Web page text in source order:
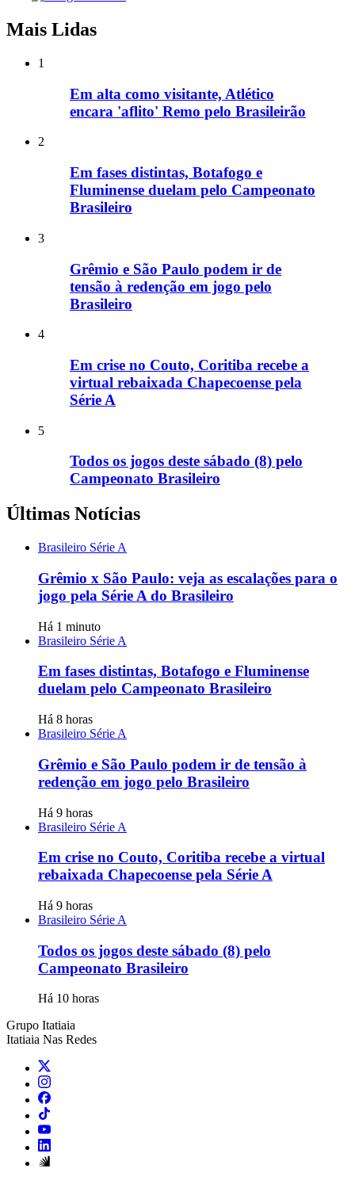
Mais Lidas
1
Em alta como visitante, Atlético
encara 'aflito' Remo pelo Brasileirão
2
Em fases distintas, Botafogo e
Fluminense duelam pelo Campeonato
Brasileiro
3
Grêmio e São Paulo podem ir de
tensão à redenção em jogo pelo
Brasileiro
4
Em crise no Couto, Coritiba recebe a
virtual rebaixada Chapecoense pela
Série A
5
Todos os jogos deste sábado (8) pelo
Campeonato Brasileiro
Últimas Notícias
Brasileiro Série A
Grêmio x São Paulo: veja as escalações para o
jogo pela Série A do Brasileiro
Há 1 minuto
Brasileiro Série A
Em fases distintas, Botafogo e Fluminense
duelam pelo Campeonato Brasileiro
Há 8 horas
Brasileiro Série A
Grêmio e São Paulo podem ir de tensão à
redenção em jogo pelo Brasileiro
Há 9 horas
Brasileiro Série A
Em crise no Couto, Coritiba recebe a virtual
rebaixada Chapecoense pela Série A
Há 9 horas
Brasileiro Série A
Todos os jogos deste sábado (8) pelo
Campeonato Brasileiro
Há 10 horas
Grupo Itatiaia
Itatiaia Nas Redes